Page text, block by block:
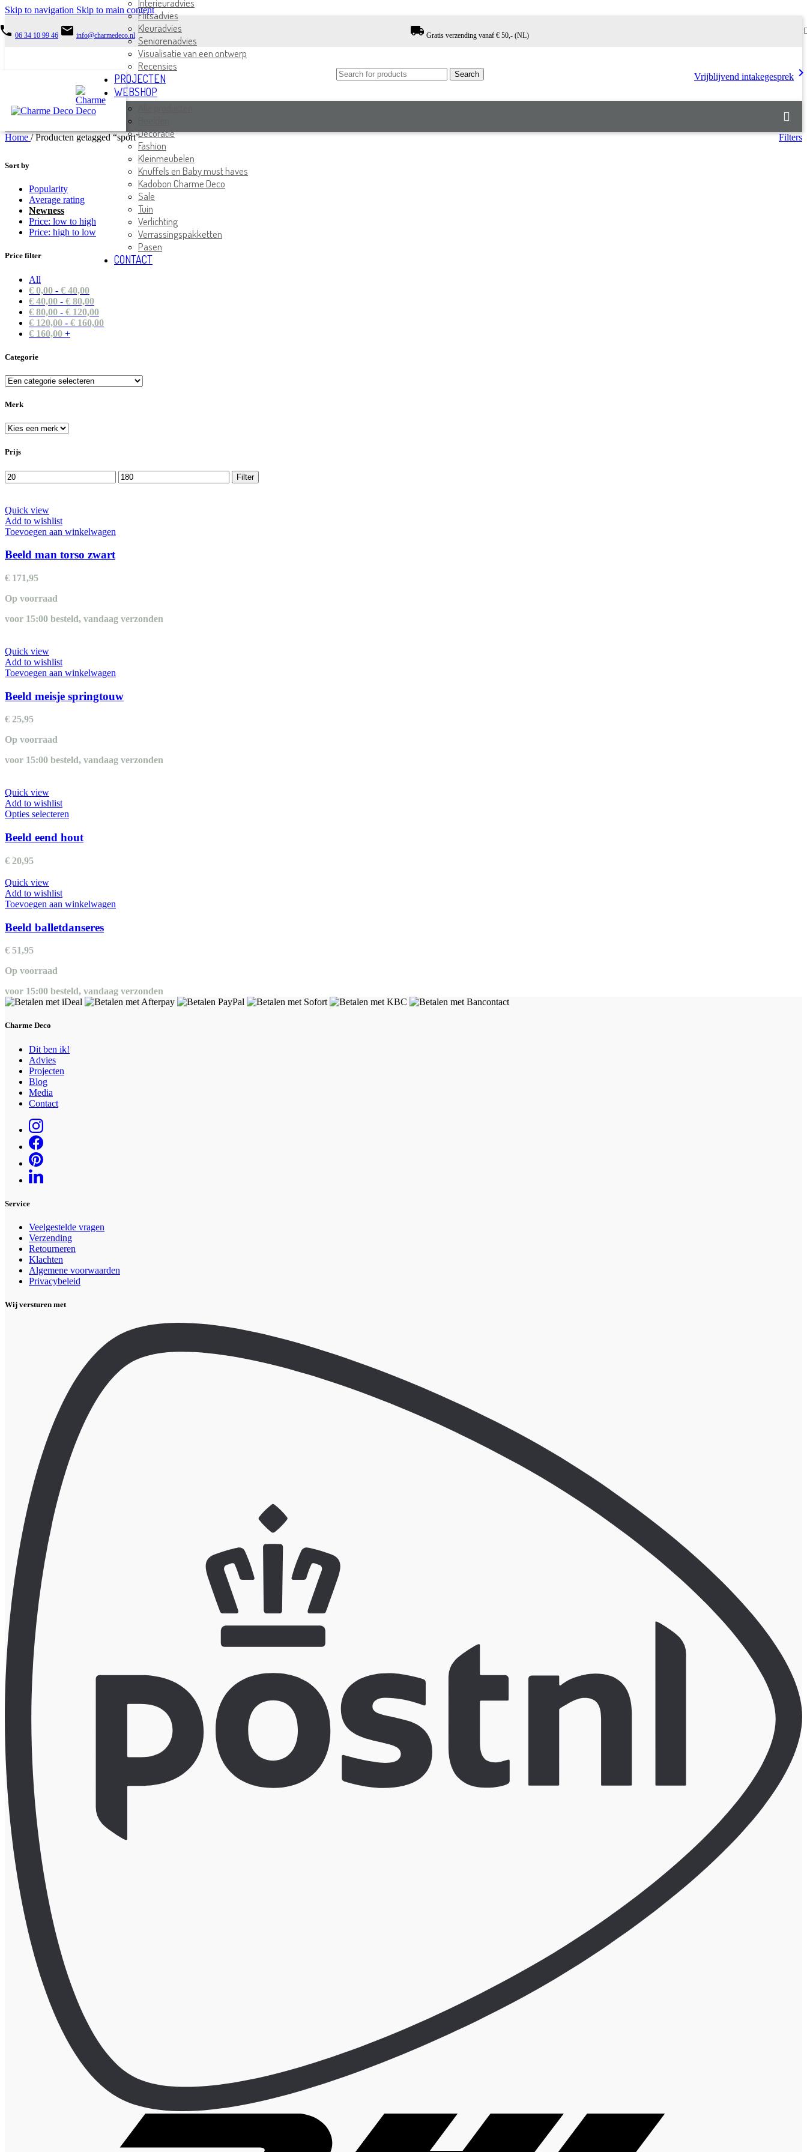
Skip to navigation Skip to main content
06 34 10 99 46 email info@charmedeco.nl local_shipping Gratis verzending vanaf € 50,- (NL)
Search Vrijblijvend intakegesprek
Interieuradvies
Flitsadvies
Kleuradvies
Seniorenadvies
Visualisatie van een ontwerp
Recensies
PROJECTEN
WEBSHOP
Decoratie
Fashion
Kleinmeubelen
Knuffels en Baby must haves
Kadobon Charme Deco
Sale
Tuin
Verlichting
Verrassingspakketten
Pasen
CONTACT
Home/ Producten getagged “sport” Filters
Sort by
Popularity
Average rating
Newness
Price: low to high
Price: high to low
Price filter
All
€ 0,00 - € 40,00
€ 40,00 - € 80,00
€ 80,00 - € 120,00
€ 120,00 - € 160,00
€ 160,00 +
Categorie
Merk
Prijs
Min.
prijs
Max.
prijs
Filter
Quick view
Add to wishlist
Toevoegen aan winkelwagen
Beeld man torso zwart
€ 171,95
Op voorraad
voor 15:00 besteld, vandaag verzonden
Quick view
Add to wishlist
Toevoegen aan winkelwagen
Beeld meisje springtouw
€ 25,95
Op voorraad
voor 15:00 besteld, vandaag verzonden
Quick view
Add to wishlist
Opties selecteren
heeft
meerdere
gekozen
worden
de
Beeld eend hout
€ 20,95
Quick view
Add to wishlist
Toevoegen aan winkelwagen
Beeld balletdanseres
€ 51,95
Op voorraad
voor 15:00 besteld, vandaag verzonden
Charme Deco
Dit ben ik!
Advies
Projecten
Blog
Media
Contact
Service
Veelgestelde vragen
Verzending
Retourneren
Klachten
Algemene voorwaarden
Privacybeleid
Wij versturen met